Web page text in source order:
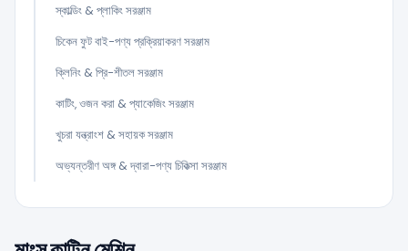
স্কাল্ডিং & প্লাকিং সরঞ্জাম
চিকেন ফুট বাই-পণ্য প্রক্রিয়াকরণ সরঞ্জাম
ক্লিনিং & প্রি-শীতল সরঞ্জাম
কাটিং, ওজন করা & প্যাকেজিং সরঞ্জাম
খুচরা যন্ত্রাংশ & সহায়ক সরঞ্জাম
অভ্যন্তরীণ অঙ্গ & দ্বারা-পণ্য চিকিত্সা সরঞ্জাম